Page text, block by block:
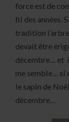
force est de
fil des années.
tradition
devait être
décembre… et
me semble… si
le sapin de
décembre…